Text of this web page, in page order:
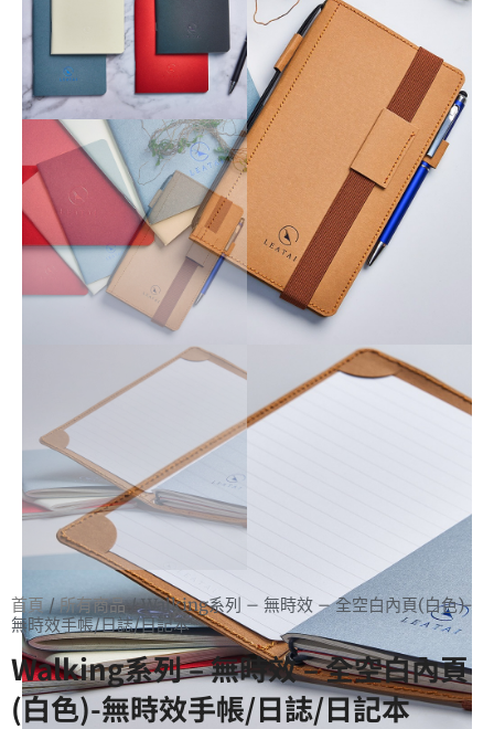
首頁/所有商品/ Walking系列 – 無時效 – 全空白內頁(白色)-
無時效手帳/日誌/日記本
Walking系列 – 無時效 – 全空白內頁
(白色)-無時效手帳/日誌/日記本